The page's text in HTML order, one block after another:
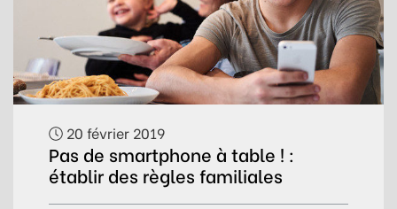
20 février 2019
Pas de smartphone à table ! :
établir des règles familiales